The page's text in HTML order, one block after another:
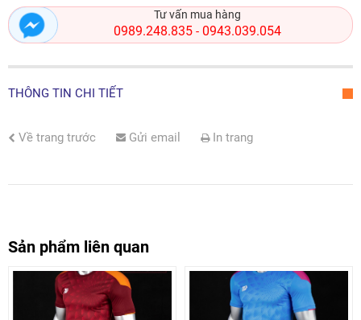
Tư vấn mua hàng
0989.248.835- 0943.039.054
THÔNG TIN CHI TIẾT
Về trang trước Gửi email In trang
Sản phẩm liên quan